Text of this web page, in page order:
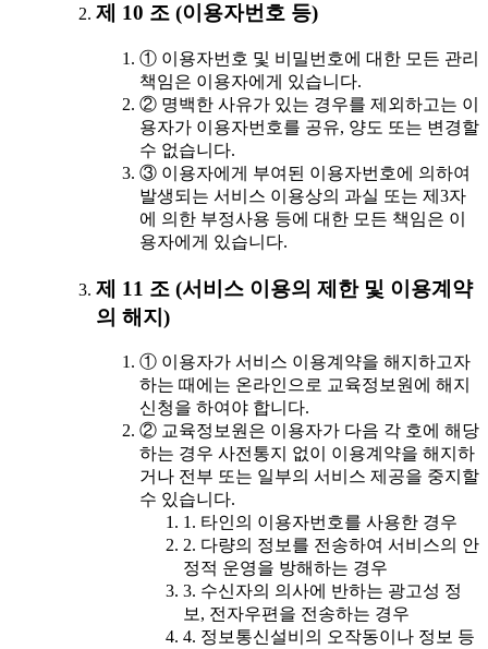
제 10 조 (이용자번호 등)
① 이용자번호 및 비밀번호에 대한 모든 관리
책임은 이용자에게 있습니다.
② 명백한 사유가 있는 경우를 제외하고는 이
용자가 이용자번호를 공유, 양도 또는 변경할
수 없습니다.
③ 이용자에게 부여된 이용자번호에 의하여
발생되는 서비스 이용상의 과실 또는 제3자
에 의한 부정사용 등에 대한 모든 책임은 이
용자에게 있습니다.
제 11 조 (서비스 이용의 제한 및 이용계약
의 해지)
① 이용자가 서비스 이용계약을 해지하고자
하는 때에는 온라인으로 교육정보원에 해지
신청을 하여야 합니다.
② 교육정보원은 이용자가 다음 각 호에 해당
하는 경우 사전통지 없이 이용계약을 해지하
거나 전부 또는 일부의 서비스 제공을 중지할
수 있습니다.
1. 타인의 이용자번호를 사용한 경우
2. 다량의 정보를 전송하여 서비스의 안
정적 운영을 방해하는 경우
3. 수신자의 의사에 반하는 광고성 정
보, 전자우편을 전송하는 경우
4. 정보통신설비의 오작동이나 정보 등